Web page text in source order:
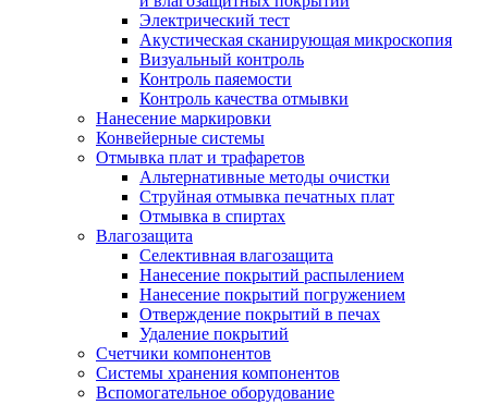
Электрический тест
Акустическая сканирующая микроскопия
Визуальный контроль
Контроль паяемости
Контроль качества отмывки
Нанесение маркировки
Конвейерные системы
Отмывка плат и трафаретов
Альтернативные методы очистки
Струйная отмывка печатных плат
Отмывка в спиртах
Влагозащита
Селективная влагозащита
Нанесение покрытий распылением
Нанесение покрытий погружением
Отверждение покрытий в печах
Удаление покрытий
Счетчики компонентов
Системы хранения компонентов
Вспомогательное оборудование